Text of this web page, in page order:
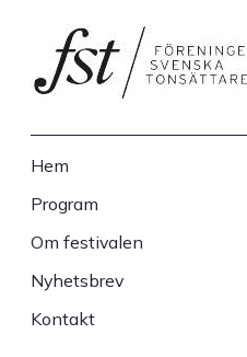
Sidfot
Hem
Program
Om festivalen
Nyhetsbrev
Kontakt